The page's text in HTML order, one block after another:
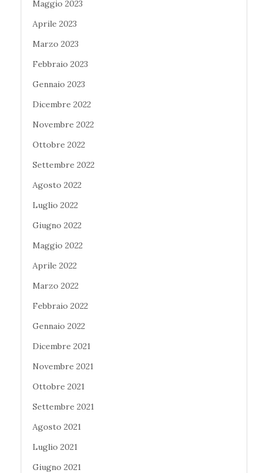
Maggio 2023
Aprile 2023
Marzo 2023
Febbraio 2023
Gennaio 2023
Dicembre 2022
Novembre 2022
Ottobre 2022
Settembre 2022
Agosto 2022
Luglio 2022
Giugno 2022
Maggio 2022
Aprile 2022
Marzo 2022
Febbraio 2022
Gennaio 2022
Dicembre 2021
Novembre 2021
Ottobre 2021
Settembre 2021
Agosto 2021
Luglio 2021
Giugno 2021